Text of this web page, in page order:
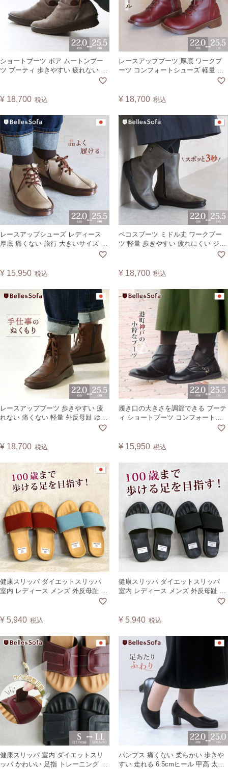
ショートブーツ ボア ムートンブー
ツ ブーティ 歩きやすい 疲れない 痛
くない 軽量 冷え性 日本製 COCUN
¥ 18,700 税込
レースアップブーツ 厚底 ワークブ
ーツ コンフォートシューズ 軽量 外
反母趾 痛くない 編み上げ ミドル丈
FORST
¥ 18,700 税込
レースアップシューズ レディース
厚底 痛くない 旅行 大きいサイズ ハ
イカット スニーカー ショートブー
¥ 15,950 税込
ペコスブーツ ミドル丈 ワークブー
ツ 軽量 歩きやすい 疲れにくい ジッ
パー コンフォート 外反母趾 ゆった
甲のベルトは別売です
¥ 18,700 税込
レースアップブーツ 歩きやすい 疲
れない 痛くない 軽量 外反母趾 ゆっ
たり 横幅 ジッパー 旅行 紐靴 靴 日
¥ 18,700 税込
履き口の大きさを調節できる ブーテ
ィ ショートブーツ コンフォートシ
ューズ ショート丈 ナウシカ ポルト
本製 ポルト PORTO
¥ 15,950 税込
健康スリッパ ダイエットスリッパ
室内 レディース メンズ 外反母趾 母
¥ 5,940 税込
健康スリッパ ダイエットスリッパ
室内 レディース メンズ 外反母趾 母
の日 日本製 グーパー DRFT2 黒底
¥ 5,940 税込
健康スリッパ 室内 ダイエットスリ
ッパ かわいい 足指 トレーニング 美
パンプス 痛くない 柔らかい 歩きや
すい 走れる 6.5cmヒール 甲高 太ヒ